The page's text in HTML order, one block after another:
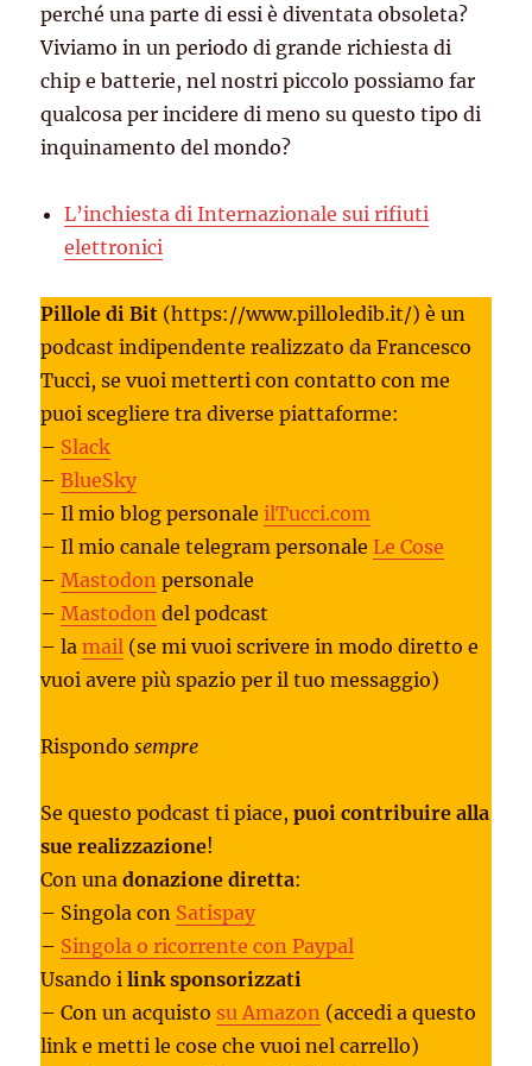
perché una parte di essi è diventata obsoleta?
Viviamo in un periodo di grande richiesta di
chip e batterie, nel nostri piccolo possiamo far
qualcosa per incidere di meno su questo tipo di
inquinamento del mondo?
L’inchiesta di Internazionale sui rifiuti
elettronici
Pillole di Bit (https://www.pilloledib.it/) è un
podcast indipendente realizzato da Francesco
Tucci, se vuoi metterti con contatto con me
puoi scegliere tra diverse piattaforme:
– Slack
–BlueSky
– Il mio blog personaleilTucci.com
– Il mio canale telegram personaleLe Cose
–Mastodon personale
–Mastodon del podcast
– lamail (se mi vuoi scrivere in modo diretto e
vuoi avere più spazio per il tuo messaggio)
Rispondosempre
Se questo podcast ti piace,puoi contribuire alla
sue realizzazione!
Con unadonazione diretta:
– Singola con Satispay
– Singola o ricorrente con Paypal
Usando ilink sponsorizzati
– Con un acquisto su Amazon (accedi a questo
link e metti le cose che vuoi nel carrello)